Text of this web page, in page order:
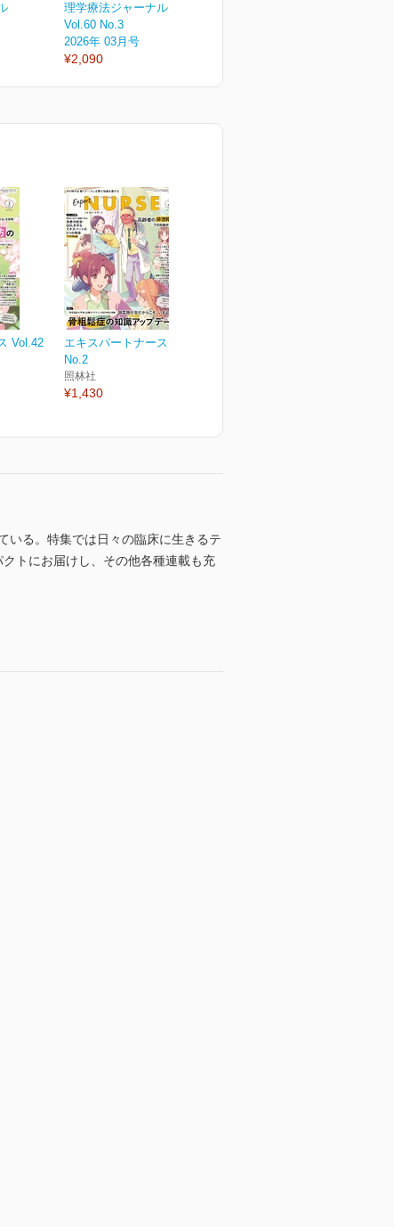
理学療法ジャーナル
Vol.60 No.3
2026年 03月号
¥2,090
Vol.42
エキスパートナース Vol.42
No.2
照林社
¥1,430
る。特集では日々の臨床に生きるテ
トにお届けし、その他各種連載も充